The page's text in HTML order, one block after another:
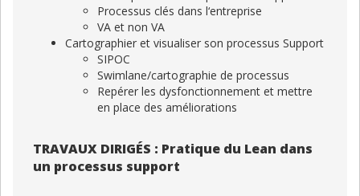
Processus clés dans l‘entreprise
VA et non VA
Cartographier et visualiser son processus Support
SIPOC
Swimlane/cartographie de processus
Repérer les dysfonctionnement et mettre
en place des améliorations
TRAVAUX DIRIGÉS : Pratique du Lean dans
un processus support